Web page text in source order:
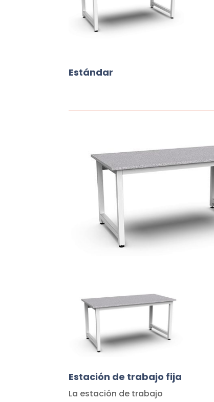
Estándar
Estación de trabajo fija
La estación de trabajo